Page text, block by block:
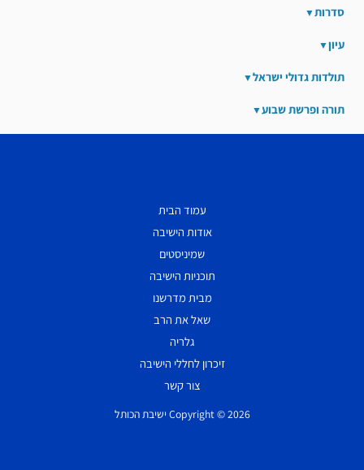
סדרות
עיון
תולדות גדולי ישראל
תורה ופרשת שבוע
עמוד הבית
אודות הישיבה
שמיניסטים
תוכניות הישיבה
מבית מדרשנו
שאל את הרב
גלריה
זיכרון לחללי הישיבה
צור קשר
Copyright © 2026 ישיבת הכותל